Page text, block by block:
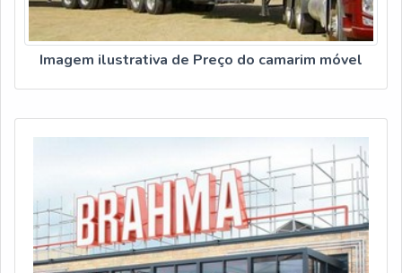
Imagem ilustrativa de Preço do camarim móvel